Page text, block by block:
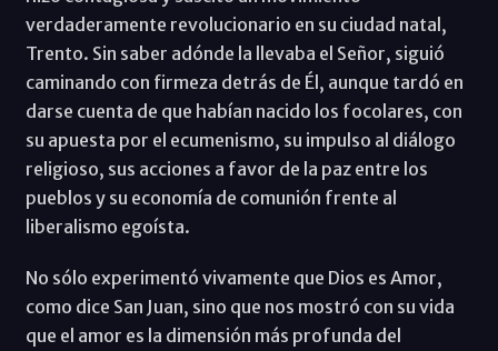
verdaderamente revolucionario en su ciudad natal,
Trento. Sin saber adónde la llevaba el Señor, siguió
caminando con firmeza detrás de Él, aunque tardó en
darse cuenta de que habían nacido los focolares, con
su apuesta por el ecumenismo, su impulso al diálogo
religioso, sus acciones a favor de la paz entre los
pueblos y su economía de comunión frente al
liberalismo egoísta.
No sólo experimentó vivamente que Dios es Amor,
como dice San Juan, sino que nos mostró con su vida
que el amor es la dimensión más profunda del